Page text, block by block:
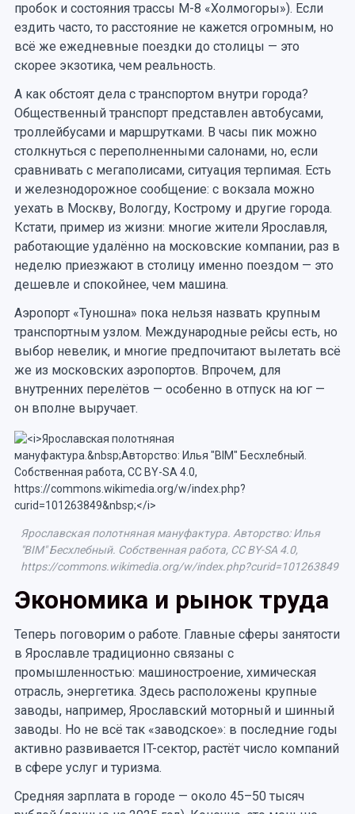
пробок и состояния трассы М-8 «Холмогоры»). Если
ездить часто, то расстояние не кажется огромным, но
всё же ежедневные поездки до столицы — это
скорее экзотика, чем реальность.
А как обстоят дела с транспортом внутри города?
Общественный транспорт представлен автобусами,
троллейбусами и маршрутками. В часы пик можно
столкнуться с переполненными салонами, но, если
сравнивать с мегаполисами, ситуация терпимая. Есть
и железнодорожное сообщение: с вокзала можно
уехать в Москву, Вологду, Кострому и другие города.
Кстати, пример из жизни: многие жители Ярославля,
работающие удалённо на московские компании, раз в
неделю приезжают в столицу именно поездом — это
дешевле и спокойнее, чем машина.
Аэропорт «Туношна» пока нельзя назвать крупным
транспортным узлом. Международные рейсы есть, но
выбор невелик, и многие предпочитают вылетать всё
же из московских аэропортов. Впрочем, для
внутренних перелётов — особенно в отпуск на юг —
он вполне выручает.
Ярославская полотняная мануфактура. Авторство: Илья
"BIM" Бесхлебный. Собственная работа, CC BY-SA 4.0,
https://commons.wikimedia.org/w/index.php?curid=101263849
Экономика и рынок труда
Теперь поговорим о работе. Главные сферы занятости
в Ярославле традиционно связаны с
промышленностью: машиностроение, химическая
отрасль, энергетика. Здесь расположены крупные
заводы, например, Ярославский моторный и шинный
заводы. Но не всё так «заводское»: в последние годы
активно развивается IT-сектор, растёт число компаний
в сфере услуг и туризма.
Средняя зарплата в городе — около 45–50 тысяч